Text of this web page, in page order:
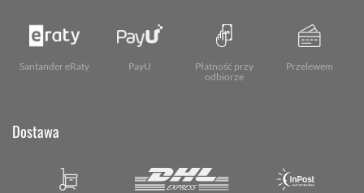
Santander eRaty PayU
Płatność przy
odbiorze
Przelewem
Dostawa